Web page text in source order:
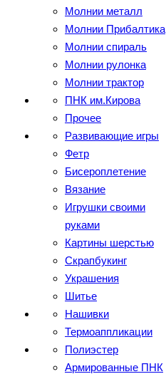
Молнии металл
Молнии Прибалтика
Молнии спираль
Молнии рулонка
Молнии трактор
ПНК им.Кирова
Прочее
Развивающие игры
Фетр
Бисероплетение
Вязание
Игрушки своими
руками
Картины шерстью
Скрапбукинг
Украшения
Шитье
Нашивки
Термоаппликации
Полиэстер
Армированные ПНК